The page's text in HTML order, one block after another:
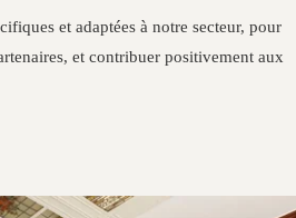
et adaptées à notre secteur, pour
et contribuer positivement aux